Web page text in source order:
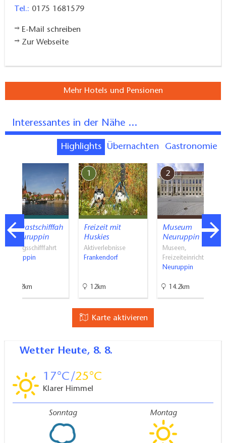
1 Ferienhaus mit 554 m², 4 Wohnräume, 4
Schlafräume, 1 große Küche
Tel.: 0175 1681579
E-Mail schreiben
Zur Webseite
Mehr Hotels und Pensionen
Interessantes in der Nähe ...
Highlights Übernachten Gastronomie
Fahrgastschifffah
rt Neuruppin
Ausflugsschifffahrt
Neuruppin
15.2km
1
Freizeit mit
Huskies
Aktiverlebnisse
Frankendorf
12km
2
Museum
Neuruppin
Museen,
Freizeiteinrichtu…
Neuruppin
14.2km
Karte aktivieren
Wetter Heute, 8. 8.
17 25
Klarer Himmel
Sonntag Montag